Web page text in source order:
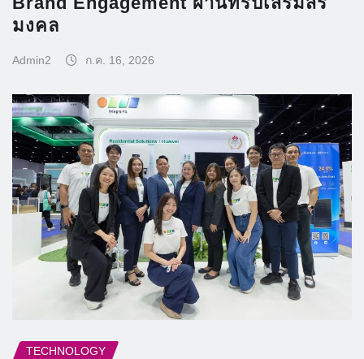
มงคล
Admin2 ก.ค. 16, 2026
TECHNOLOGY